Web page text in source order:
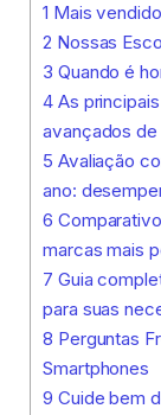
1 Mais
2 Nossas
3 Quando é
4As
avançados de
5 Avaliação
ano:
6
marcas mais
7 Guia
para suas
8 Perguntas
Smartphones
9 Cuide bem